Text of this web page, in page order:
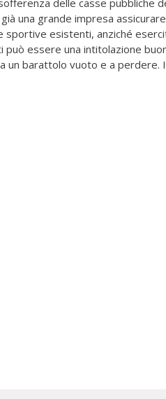
una grande impresa
sportive esistenti, anziché
può essere una intitolazione
un barattolo vuoto e a perdere.